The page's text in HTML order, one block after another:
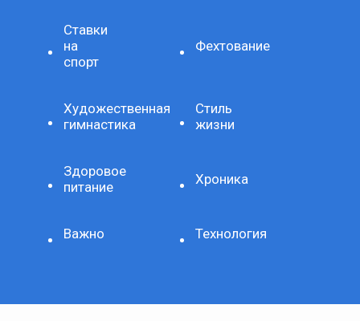
Ставки
на
спорт
Фехтование
Художественная
гимнастика
Стиль
жизни
Здоровое
питание
Хроника
Важно Технология